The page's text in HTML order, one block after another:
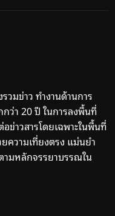
วมข่าว ทำงานด้านการ
ว่า 20 ปี ในการลงพื้นที่
ข่าวสารโดยเฉพาะในพื้นที่
ความเที่ยงตรง แม่นยำ
ามหลักจรรยาบรรณใน